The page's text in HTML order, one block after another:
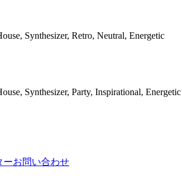
Synthesizer, Retro, Neutral, Energetic
Synthesizer, Party, Inspirational, Energetic
ーお問い合わせ